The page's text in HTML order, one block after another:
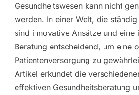
Gesundheitswesen kann nicht
werden. In einer Welt, die
sind innovative Ansätze und eine
Beratung entscheidend, um eine
Patientenversorgung zu
Artikel erkundet die
effektiven Gesundheitsberatung